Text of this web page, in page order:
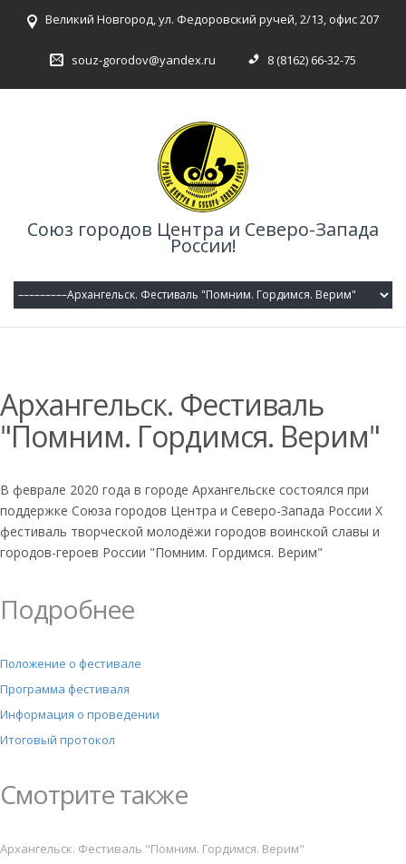
Великий Новгород, ул. Федоровский ручей, 2/13, офис 207
souz-gorodov@yandex.ru 8 (8162) 66-32-75
Союз городов Центра и Северо-Запада
России!
Архангельск. Фестиваль
"Помним. Гордимся. Верим"
В феврале 2020 года в городе Архангельске состоялся при
поддержке Союза городов Центра и Северо-Запада России Х
фестиваль творческой молодёжи городов воинской славы и
городов-героев России "Помним. Гордимся. Верим"
Подробнее
Положение о фестивале
Программа фестиваля
Информация о проведении
Итоговый протокол
Смотрите также
Архангельск. Фестиваль "Помним. Гордимся. Верим"